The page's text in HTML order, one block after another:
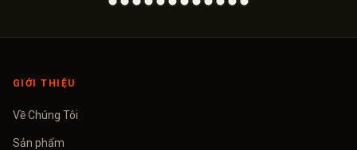
GIỚI THIỆU
Về Chúng Tôi
Sản phẩm